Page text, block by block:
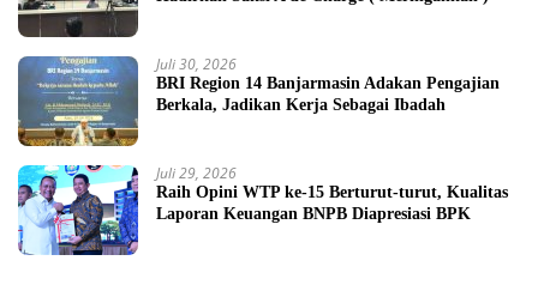
Juli 30, 2026
BRI Region 14 Banjarmasin Adakan Pengajian
Berkala, Jadikan Kerja Sebagai Ibadah
Juli 29, 2026
Raih Opini WTP ke-15 Berturut-turut, Kualitas
Laporan Keuangan BNPB Diapresiasi BPK